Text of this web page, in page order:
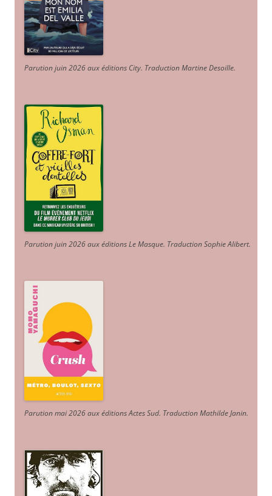
Parution juin 2026 aux éditions City. Traduction Martine Desoille.
Parution juin 2026 aux éditions Le Masque. Traduction Sophie Alibert.
Parution mai 2026 aux éditions Actes Sud. Traduction Mathilde Janin.